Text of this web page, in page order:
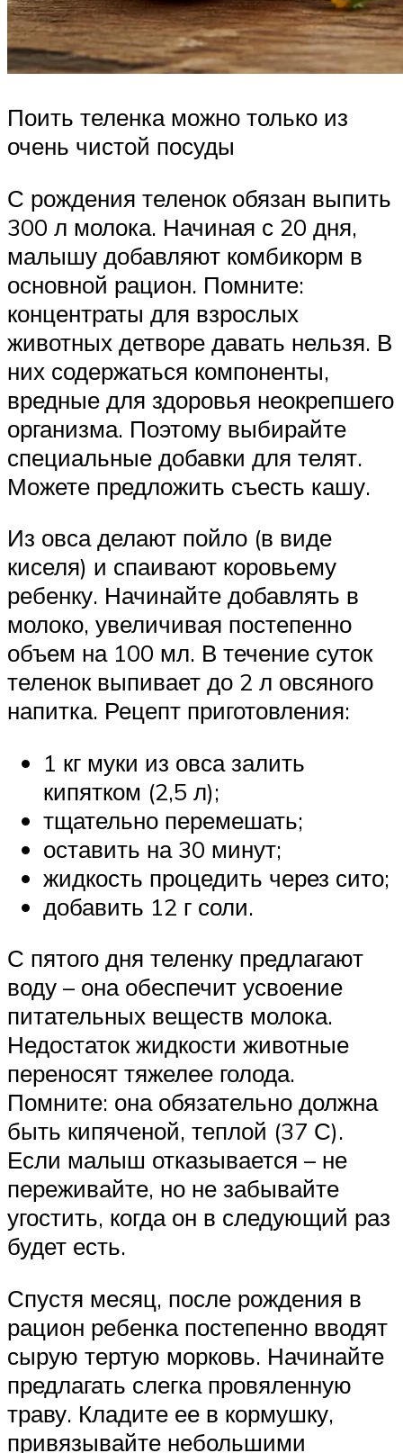
Поить теленка можно только из
очень чистой посуды
С рождения теленок обязан выпить
300 л молока. Начиная с 20 дня,
малышу добавляют комбикорм в
основной рацион. Помните:
концентраты для взрослых
животных детворе давать нельзя. В
них содержаться компоненты,
вредные для здоровья неокрепшего
организма. Поэтому выбирайте
специальные добавки для телят.
Можете предложить съесть кашу.
Из овса делают пойло (в виде
киселя) и спаивают коровьему
ребенку. Начинайте добавлять в
молоко, увеличивая постепенно
объем на 100 мл. В течение суток
теленок выпивает до 2 л овсяного
напитка. Рецепт приготовления:
1 кг муки из овса залить
кипятком (2,5 л);
тщательно перемешать;
оставить на 30 минут;
жидкость процедить через сито;
добавить 12 г соли.
С пятого дня теленку предлагают
воду – она обеспечит усвоение
питательных веществ молока.
Недостаток жидкости животные
переносят тяжелее голода.
Помните: она обязательно должна
быть кипяченой, теплой (37 С).
Если малыш отказывается – не
переживайте, но не забывайте
угостить, когда он в следующий раз
будет есть.
Спустя месяц, после рождения в
рацион ребенка постепенно вводят
сырую тертую морковь. Начинайте
предлагать слегка провяленную
траву. Кладите ее в кормушку,
привязывайте небольшими